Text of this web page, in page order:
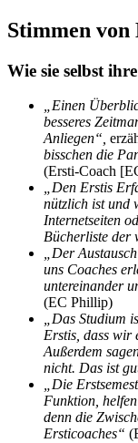
Stimmen von
Wie sie selbst
„Einen
besseres
Anliegen“,
bisschen die
(Ersti-Coach
„Den Erstis
nützlich ist und
Internetseiten
Bücherliste der
„Der
uns Coaches
untereinander
(EC Phillip)
„Das Studium
Erstis, dass wir
Außerdem
nicht. Das ist
„Die
Funktion,
denn die
Ersticoaches“